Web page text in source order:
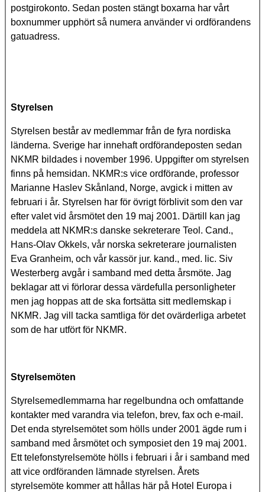
postgirokonto. Sedan posten stängt boxarna har vårt
boxnummer upphört så numera använder vi ordförandens
gatuadress.
Styrelsen
Styrelsen består av medlemmar från de fyra nordiska
länderna. Sverige har innehaft ordförandeposten sedan
NKMR bildades i november 1996. Uppgifter om styrelsen
finns på hemsidan. NKMR:s vice ordförande, professor
Marianne Haslev Skånland, Norge, avgick i mitten av
februari i år. Styrelsen har för övrigt förblivit som den var
efter valet vid årsmötet den 19 maj 2001. Därtill kan jag
meddela att NKMR:s danske sekreterare Teol. Cand.,
Hans-Olav Okkels, vår norska sekreterare journalisten
Eva Granheim, och vår kassör jur. kand., med. lic. Siv
Westerberg avgår i samband med detta årsmöte. Jag
beklagar att vi förlorar dessa värdefulla personligheter
men jag hoppas att de ska fortsätta sitt medlemskap i
NKMR. Jag vill tacka samtliga för det ovärderliga arbetet
som de har utfört för NKMR.
Styrelsemöten
Styrelsemedlemmarna har regelbundna och omfattande
kontakter med varandra via telefon, brev, fax och e-mail.
Det enda styrelsemötet som hölls under 2001 ägde rum i
samband med årsmötet och symposiet den 19 maj 2001.
Ett telefonstyrelsemöte hölls i februari i år i samband med
att vice ordföranden lämnade styrelsen. Årets
styrelsemöte kommer att hållas här på Hotel Europa i